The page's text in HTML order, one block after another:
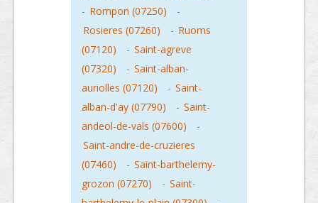
- Rompon (07250)
-
Rosieres (07260)
- Ruoms
(07120)
- Saint-agreve
(07320)
- Saint-alban-
auriolles (07120)
- Saint-
alban-d'ay (07790)
- Saint-
andeol-de-vals (07600)
-
Saint-andre-de-cruzieres
(07460)
- Saint-barthelemy-
grozon (07270)
- Saint-